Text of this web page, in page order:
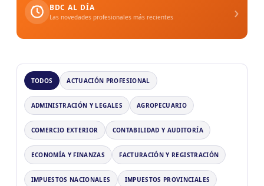
BDC AL DÍA
Las novedades profesionales más recientes ›
TODOS ACTUACIÓN PROFESIONAL
ADMINISTRACIÓN Y LEGALES AGROPECUARIO
COMERCIO EXTERIOR CONTABILIDAD Y AUDITORÍA
ECONOMÍA Y FINANZAS FACTURACIÓN Y REGISTRACIÓN
IMPUESTOS NACIONALES IMPUESTOS PROVINCIALES